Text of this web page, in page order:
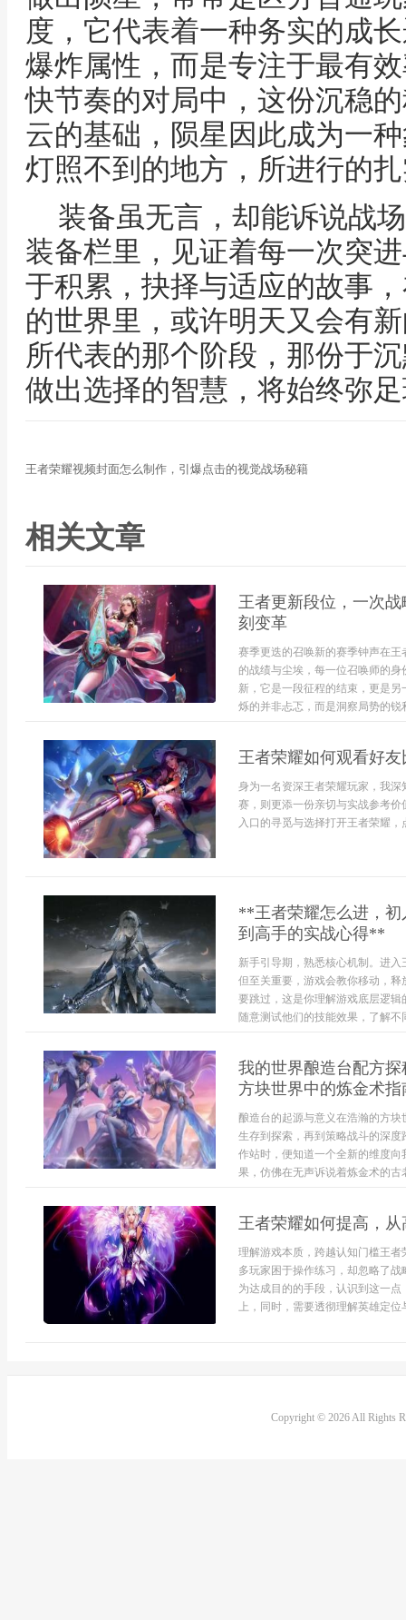
度，它代表着一种务实的成
爆炸属性，而是专注于最有
快节奏的对局中，这份沉稳
云的基础，陨星因此成为一
灯照不到的地方，所进行的
装备虽无言，却能诉说战
装备栏里，见证着每一次突
于积累，抉择与适应的故事
的世界里，或许明天又会有
所代表的那个阶段，那份于
做出选择的智慧，将始终弥
王者荣耀视频封面怎么制作，引爆点击的视觉战场秘籍
相关文章
王者更新段位，一次
刻变革
赛季更迭的召唤新的赛季钟声在
的战绩与尘埃，每一位召唤师的
新，它是一段征程的结束，更是
烁的并非忐忑，而是洞察局势的锐
王者荣耀如何观看好
身为一名资深王者荣耀玩家，我
赛，则更添一份亲切与实战参考
入口的寻觅与选择打开王者荣耀，
**王者荣耀怎么进，
到高手的实战心得**
新手引导期，熟悉核心机制。进
但至关重要，游戏会教你移动，
要跳过，这是你理解游戏底层逻
随意测试他们的技能效果，了解不
我的世界酿造台配方
方块世界中的炼金术指
酿造台的起源与意义在浩瀚的方
生存到探索，再到策略战斗的深
作站时，便知道一个全新的维度
果，仿佛在无声诉说着炼金术的
王者荣耀如何提高，
理解游戏本质，跨越认知门槛王
多玩家困于操作练习，却忽略了
为达成目的的手段，认识到这一
上，同时，需要透彻理解英雄定位
Copyright © 2026 All Rights